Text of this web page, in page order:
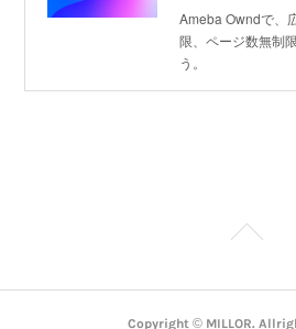
Ameba Owndで、
限、ページ数無制
う。
Copyright © MILLOR.